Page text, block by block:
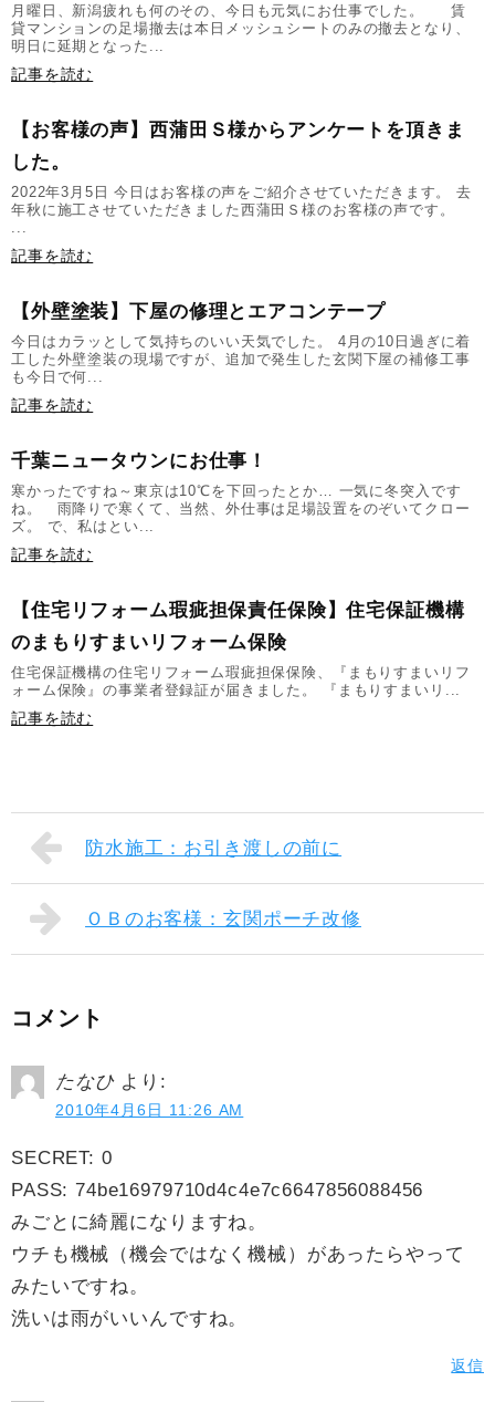
月曜日、新潟疲れも何のその、今日も元気にお仕事でした。 賃
貸マンションの足場撤去は本日メッシュシートのみの撤去となり、
明日に延期となった...
記事を読む
【お客様の声】西蒲田Ｓ様からアンケートを頂きま
した。
2022年3月5日 今日はお客様の声をご紹介させていただきます。 去
年秋に施工させていただきました西蒲田Ｓ様のお客様の声です。
記事を読む
【外壁塗装】下屋の修理とエアコンテープ
今日はカラッとして気持ちのいい天気でした。 4月の10日過ぎに着
工した外壁塗装の現場ですが、追加で発生した玄関下屋の補修工事
も今日で何...
記事を読む
千葉ニュータウンにお仕事！
寒かったですね～東京は10℃を下回ったとか… 一気に冬突入です
ね。 雨降りで寒くて、当然、外仕事は足場設置をのぞいてクロー
ズ。 で、私はとい...
記事を読む
【住宅リフォーム瑕疵担保責任保険】住宅保証機構
のまもりすまいリフォーム保険
住宅保証機構の住宅リフォーム瑕疵担保保険、『まもりすまいリフ
ォーム保険』の事業者登録証が届きました。 『まもりすまいリ...
記事を読む
防水施工：お引き渡しの前に
ＯＢのお客様：玄関ポーチ改修
コメント
たなひ より:
2010年4月6日 11:26 AM
SECRET: 0
PASS: 74be16979710d4c4e7c6647856088456
みごとに綺麗になりますね。
ウチも機械（機会ではなく機械）があったらやって
みたいですね。
洗いは雨がいいんですね。
返信